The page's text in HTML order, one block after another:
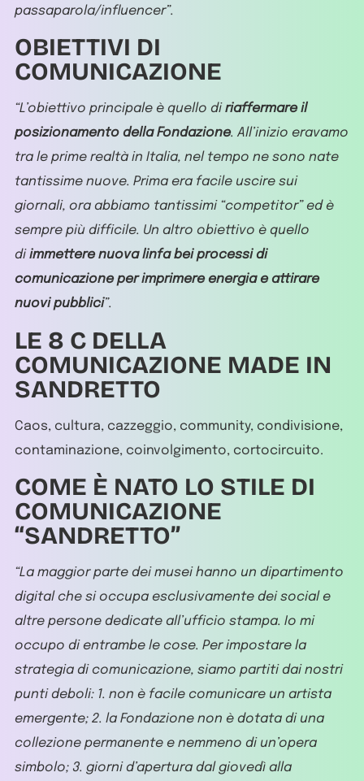
passaparola/influencer”.
OBIETTIVI DI
COMUNICAZIONE
“L’obiettivo principale è quello di riaffermare il
posizionamento della Fondazione. All’inizio eravamo
tra le prime realtà in Italia, nel tempo ne sono nate
tantissime nuove. Prima era facile uscire sui
giornali, ora abbiamo tantissimi “competitor” ed è
sempre più difficile. Un altro obiettivo è quello
di immettere nuova linfa bei processi di
comunicazione per imprimere energia e attirare
nuovi pubblici”.
LE 8 C DELLA
COMUNICAZIONE MADE IN
SANDRETTO
Caos, cultura, cazzeggio, community, condivisione,
contaminazione, coinvolgimento, cortocircuito.
COME È NATO LO STILE DI
COMUNICAZIONE
“SANDRETTO”
“La maggior parte dei musei hanno un dipartimento
digital che si occupa esclusivamente dei social e
altre persone dedicate all’ufficio stampa. Io mi
occupo di entrambe le cose. Per impostare la
strategia di comunicazione, siamo partiti dai nostri
punti deboli: 1. non è facile comunicare un artista
emergente; 2. la Fondazione non è dotata di una
collezione permanente e nemmeno di un’opera
simbolo; 3. giorni d’apertura dal giovedì alla